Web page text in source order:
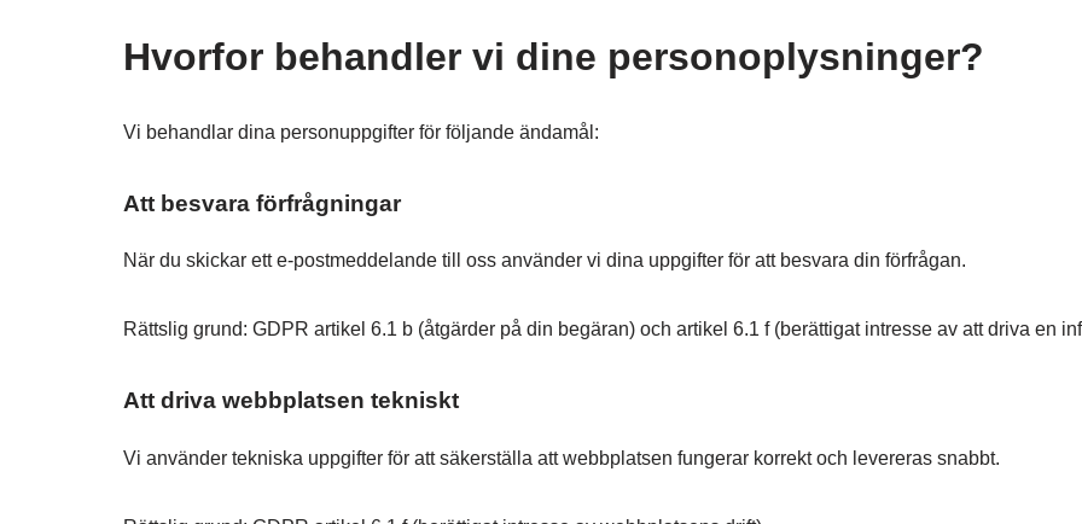
Hvorfor behandler vi dine personoplysninger?
Vi behandlar dina personuppgifter för följande ändamål:
Att besvara förfrågningar
När du skickar ett e-postmeddelande till oss använder vi dina uppgifter för att besvara din förfrågan.
Rättslig grund: GDPR artikel 6.1 b (åtgärder på din begäran) och artikel 6.1 f (berättigat intresse av att driva en
Att driva webbplatsen tekniskt
Vi använder tekniska uppgifter för att säkerställa att webbplatsen fungerar korrekt och levereras snabbt.